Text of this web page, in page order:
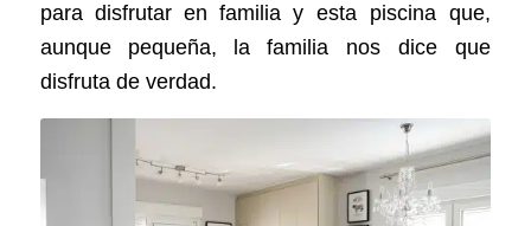
para disfrutar en familia y esta piscina que,
aunque
pequeña, la familia nos dice
que
disfruta de verdad.